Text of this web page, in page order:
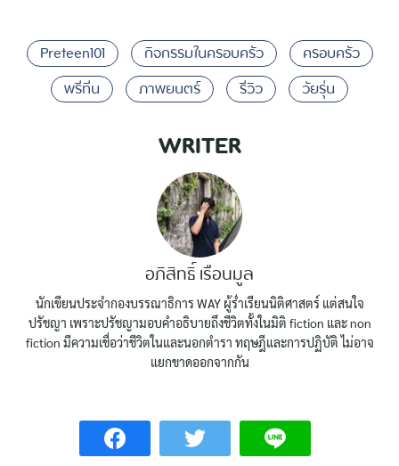
Preteen101 กิจกรรมในครอบครัว
ครอบครัว
พรีทีน
ภาพยนตร์ รีวิว วัยรุ่น
WRITER
อภิสิทธิ์ เรือนมูล
นักเขียนประจำกองบรรณาธิการ WAY ผู้ร่ำเรียนนิติศาสตร์ แต่สนใจ
ปรัชญา เพราะปรัชญามอบคำอธิบายถึงชีวิตทั้งในมิติ fiction และ non
fiction มีความเชื่อว่าชีวิตในและนอกตำรา ทฤษฎีและการปฏิบัติ ไม่อาจ
แยกขาดออกจากกัน